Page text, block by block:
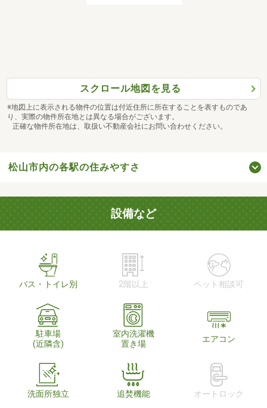
スクロール地図を見る
※地図上に表示される物件の位置は付近住所に所在することを表すものであ
り、実際の物件所在地とは異なる場合がございます。
正確な物件所在地は、取扱い不動産会社にお問い合わせください。
松山市内の各駅の住みやすさ
設備など
バス・トイレ別 2階以上 ペット相談可
駐車場
(近隣含)
室内洗濯機
置き場
エアコン
洗面所独立 追焚機能 オートロック